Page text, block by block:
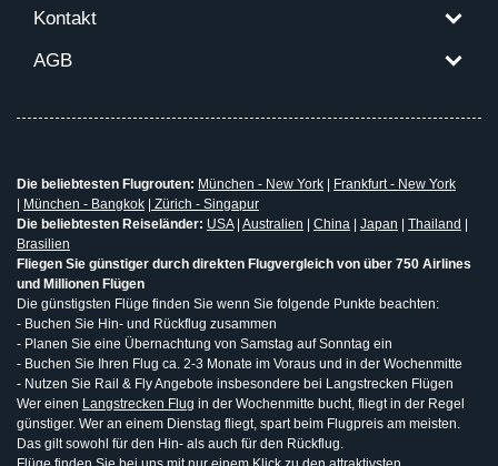
Kontakt
AGB
Die beliebtesten Flugrouten: München - New York
Frankfurt - New York
München - Bangkok
Zürich - Singapur
Die beliebtesten Reiseländer: USA| Australien China Japan Thailand
Brasilien
Fliegen Sie günstiger durch direkten Flugvergleich von über 750 Airlines
und Millionen Flügen
Die günstigsten Flüge finden Sie wenn Sie folgende Punkte beachten:
- Buchen Sie Hin- und Rückflug zusammen
- Planen Sie eine Übernachtung von Samstag auf Sonntag ein
- Buchen Sie Ihren Flug ca. 2-3 Monate im Voraus und in der Wochenmitte
- Nutzen Sie Rail & Fly Angebote insbesondere bei Langstrecken Flügen
Wer einen Langstrecken Flug in der Wochenmitte bucht, fliegt in der Regel
günstiger. Wer an einem Dienstag fliegt, spart beim Flugpreis am meisten.
Das gilt sowohl für den Hin- als auch für den Rückflug.